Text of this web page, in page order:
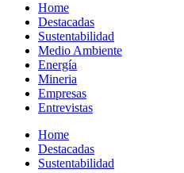
Home
Destacadas
Sustentabilidad
Medio Ambiente
Energía
Mineria
Empresas
Entrevistas
Menu
Home
Destacadas
Sustentabilidad